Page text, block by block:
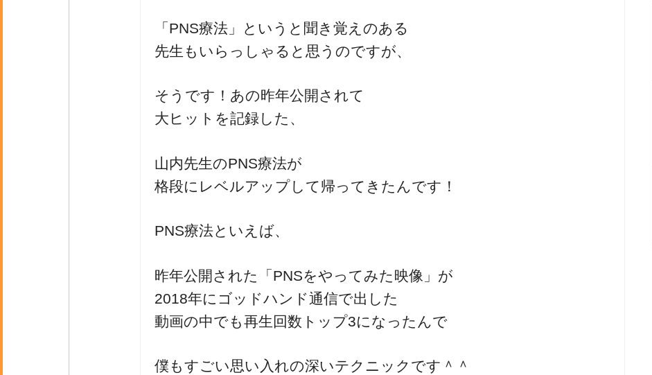
一流の整体師セミナー
無料映像＆ご案内ページ
「PNS療法」というと聞き覚えのある
先生もいらっしゃると思うのですが、
そうです！あの昨年公開されて
大ヒットを記録した、
山内先生のPNS療法が
格段にレベルアップして帰ってきたんです！
PNS療法といえば、
昨年公開された「PNSをやってみた映像」が
2018年にゴッドハンド通信で出した
動画の中でも再生回数トップ3になったんで
僕もすごい思い入れの深いテクニックです＾＾